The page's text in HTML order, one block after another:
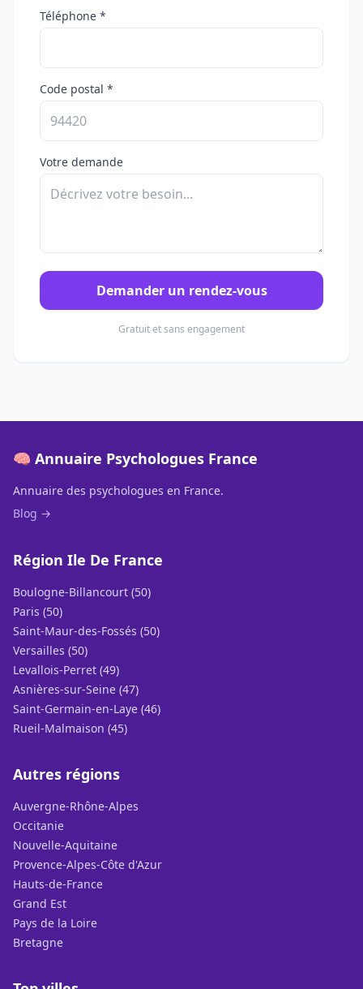
Téléphone *
Code postal *
Votre demande
Demander un rendez-vous
Gratuit et sans engagement
🧠 Annuaire Psychologues France
Annuaire des psychologues en France.
Blog →
Région Ile De France
Boulogne-Billancourt (50)
Paris (50)
Saint-Maur-des-Fossés (50)
Versailles (50)
Levallois-Perret (49)
Asnières-sur-Seine (47)
Saint-Germain-en-Laye (46)
Rueil-Malmaison (45)
Autres régions
Auvergne-Rhône-Alpes
Occitanie
Nouvelle-Aquitaine
Provence-Alpes-Côte d'Azur
Hauts-de-France
Grand Est
Pays de la Loire
Bretagne